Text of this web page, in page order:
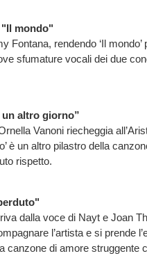
mondo"
Fontana, rendendo ‘Il mondo’
sfumature vocali dei due
altro giorno”
Vanoni riecheggia
è un altro pilastro della
rispetto.
dalla voce di Nayt e Joan
l’artista e si prende
canzone di amore struggente